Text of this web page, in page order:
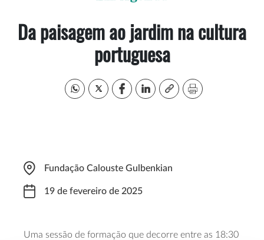
Da paisagem ao jardim na cultura
portuguesa
Fundação Calouste Gulbenkian
19 de fevereiro de 2025
Uma sessão de formação que decorre entre as 18:30